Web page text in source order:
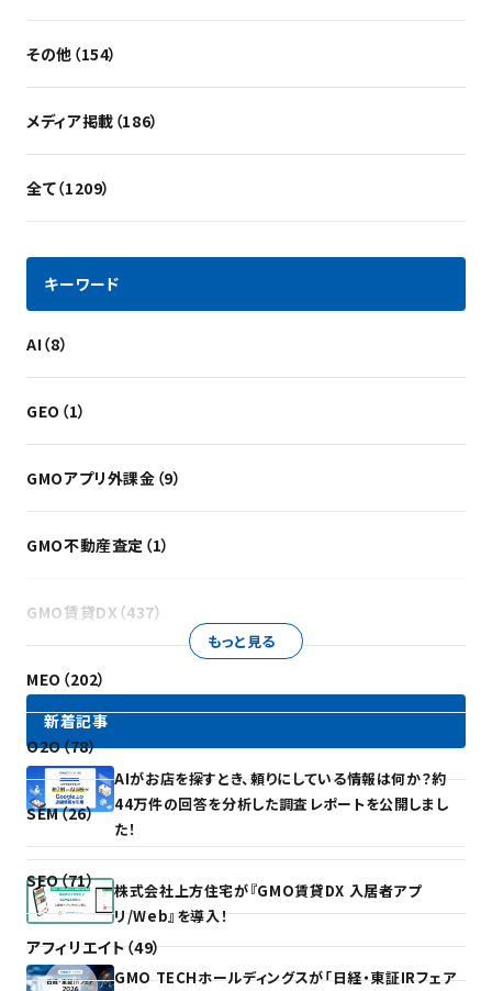
その他（154）
メディア掲載（186）
全て（1209）
キーワード
AI（8）
GEO（1）
GMOアプリ外課金（9）
GMO不動産査定（1）
GMO賃貸DX（437）
MEO（202）
O2O（78）
SEM（26）
SEO（71）
アフィリエイト（49）
もっと見る
新着記事
AIがお店を探すとき、頼りにしている情報は何か？約
44万件の回答を分析した調査レポートを公開しまし
た！
株式会社上方住宅が『GMO賃貸DX 入居者アプ
リ/Web』を導入！
GMO TECHホールディングスが「日経・東証IRフェア